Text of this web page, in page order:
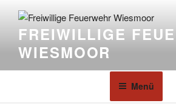
FREIWILLIGE
WIESMOOR
Menü